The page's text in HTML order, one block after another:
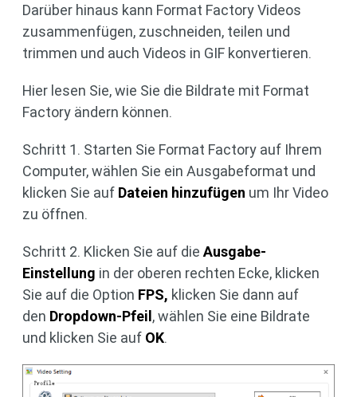
Darüber hinaus kann Format Factory Videos
zusammenfügen, zuschneiden, teilen und
trimmen und auch Videos in GIF konvertieren.
Hier lesen Sie, wie Sie die Bildrate mit Format
Factory ändern können.
Schritt 1. Starten Sie Format Factory auf Ihrem
Computer, wählen Sie ein Ausgabeformat und
klicken Sie auf Dateien hinzufügen um Ihr Video
zu öffnen.
Schritt 2. Klicken Sie auf die Ausgabe-
Einstellung in der oberen rechten Ecke, klicken
Sie auf die Option FPS, klicken Sie dann auf
den Dropdown-Pfeil , wählen Sie eine Bildrate
und klicken Sie auf OK.